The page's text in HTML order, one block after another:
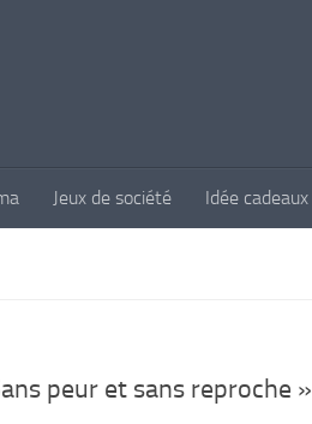
Jeux de société Idée cadeaux
peur et sans reproche »